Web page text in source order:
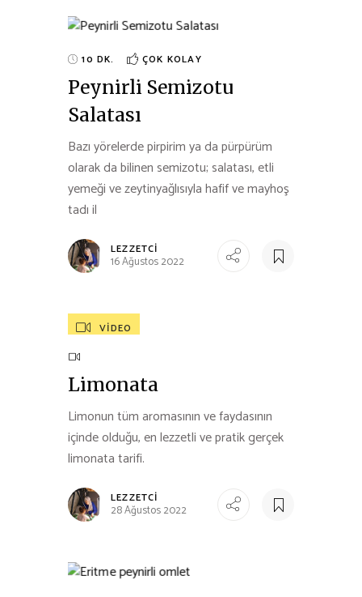
10 DK. ÇOK KOLAY
Peynirli Semizotu
Salatası
Bazı yörelerde pirpirim ya da pürpürüm
olarak da bilinen semizotu; salatası, etli
yemeği ve zeytinyağlısıyla hafif ve mayhoş
tadı il
LEZZETCI
16 Ağustos 2022
VIDEO
Limonata
Limonun tüm aromasının ve faydasının
içinde olduğu, en lezzetli ve pratik gerçek
limonata tarifi.
LEZZETCI
28 Ağustos 2022